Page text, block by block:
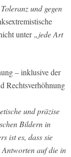
und gegen
unter„jede Art
– inklusive der
Rechtsverhöhnung
und präzise
Bildern in
ist es, dass sie
auf die in